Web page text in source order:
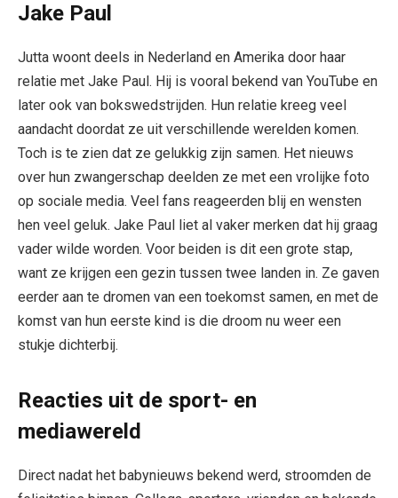
Jake Paul
Jutta woont deels in Nederland en Amerika door haar
relatie met Jake Paul. Hij is vooral bekend van YouTube en
later ook van bokswedstrijden. Hun relatie kreeg veel
aandacht doordat ze uit verschillende werelden komen.
Toch is te zien dat ze gelukkig zijn samen. Het nieuws
over hun zwangerschap deelden ze met een vrolijke foto
op sociale media. Veel fans reageerden blij en wensten
hen veel geluk. Jake Paul liet al vaker merken dat hij graag
vader wilde worden. Voor beiden is dit een grote stap,
want ze krijgen een gezin tussen twee landen in. Ze gaven
eerder aan te dromen van een toekomst samen, en met de
komst van hun eerste kind is die droom nu weer een
stukje dichterbij.
Reacties uit de sport- en
mediawereld
Direct nadat het babynieuws bekend werd, stroomden de